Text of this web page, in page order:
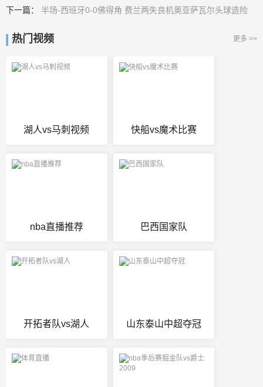
下一篇： 半场-西班牙0-0佛得角 费兰两失良机奥亚萨瓦尔头球造险
热门视频 更多 >>
湖人vs马刺视频 快船vs魔术比赛
nba直播推荐 巴西国家队
开拓者队vs湖人 山东泰山中超夺冠